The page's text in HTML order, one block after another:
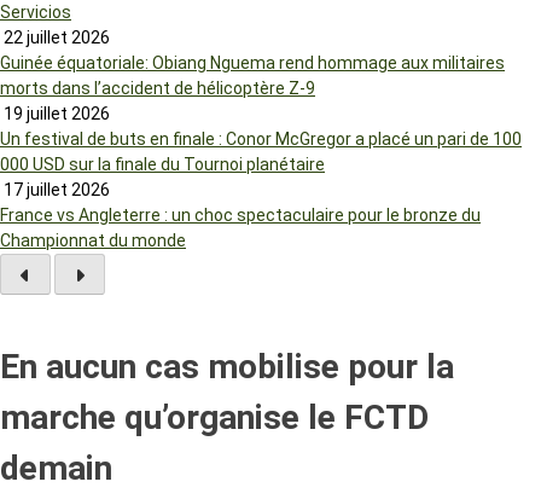
Servicios
22 juillet 2026
Guinée équatoriale: Obiang Nguema rend hommage aux militaires
morts dans l’accident de hélicoptère Z-9
19 juillet 2026
Un festival de buts en finale : Conor McGregor a placé un pari de 100
000 USD sur la finale du Tournoi planétaire
17 juillet 2026
France vs Angleterre : un choc spectaculaire pour le bronze du
Championnat du monde
En aucun cas mobilise pour la
marche qu’organise le FCTD
demain